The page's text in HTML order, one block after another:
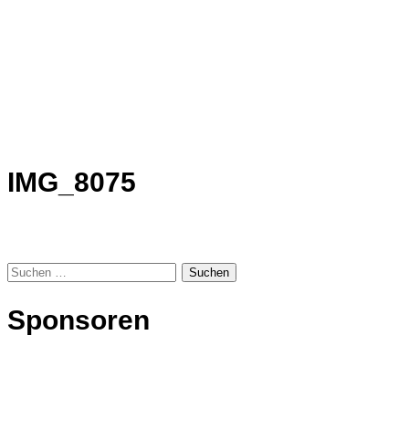
IMG_8075
Suchen
Sponsoren